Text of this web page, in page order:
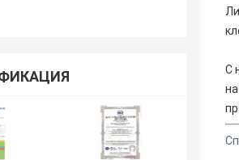
С